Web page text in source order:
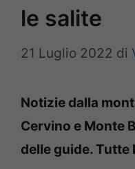
le salite
21 Luglio 2022 di
Notizie dalla
Cervino e Monte
delle guide.